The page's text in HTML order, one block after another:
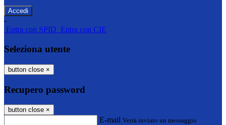
-
Entra con SPID Entra con CIE
Seleziona utente
button close ×
Recupero password
button close ×
E-mail Verrà inviato un messaggio